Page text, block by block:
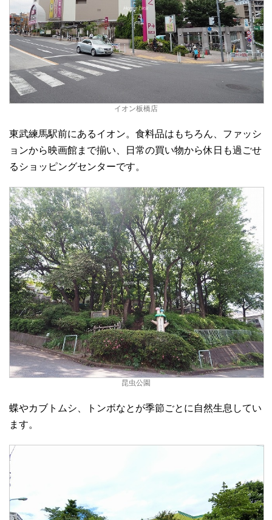
イオン板橋店
東武練馬駅前にあるイオン。食料品はもちろん、ファッシ
ョンから映画館まで揃い、日常の買い物から休日も過ごせ
るショッピングセンターです。
昆虫公園
蝶やカブトムシ、トンボなとが季節ごとに自然生息してい
ます。